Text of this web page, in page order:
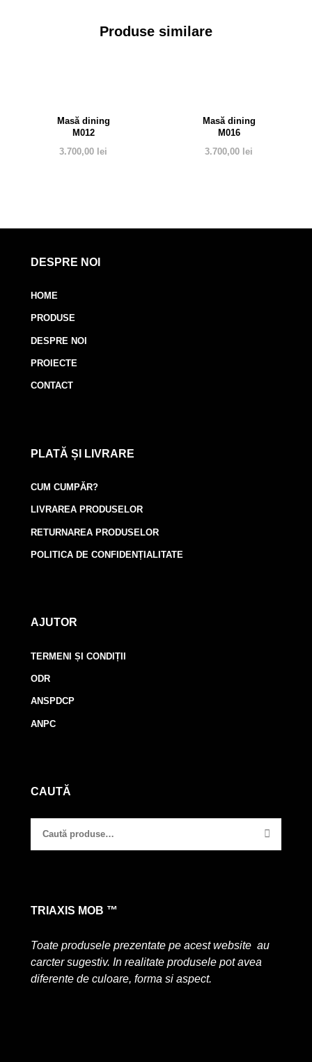
Produse similare
Masă dining
M012
3.700,00 lei
Masă dining
M016
3.700,00 lei
DESPRE NOI
HOME
PRODUSE
DESPRE NOI
PROIECTE
CONTACT
PLATĂ ȘI LIVRARE
CUM CUMPĂR?
LIVRAREA PRODUSELOR
RETURNAREA PRODUSELOR
POLITICA DE CONFIDENȚIALITATE
AJUTOR
TERMENI ȘI CONDIȚII
ODR
ANSPDCP
ANPC
CAUTĂ
TRIAXIS MOB ™
Toate produsele prezentate pe acest website au
carcter sugestiv. In realitate produsele pot avea
diferente de culoare, forma si aspect.